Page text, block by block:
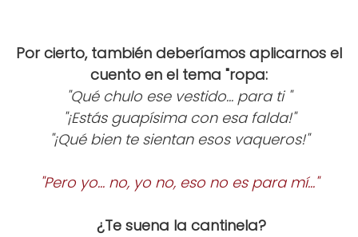
Por cierto, también deberíamos aplicarnos el
cuento en el tema "ropa:
"Qué chulo ese vestido... para ti "
"¡Estás guapísima con esa falda!"
"¡Qué bien te sientan esos vaqueros!"
"Pero yo... no, yo no, eso no es para mí..."
¿Te suena la cantinela?